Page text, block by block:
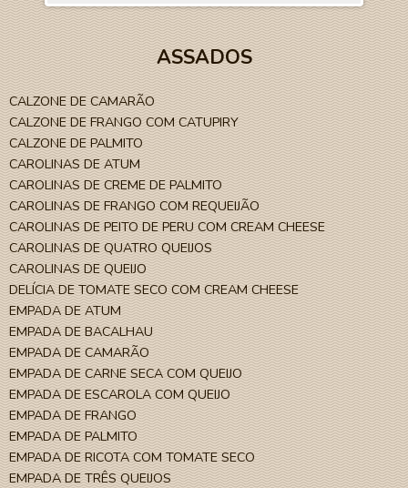
ASSADOS
CALZONE DE CAMARÃO
CALZONE DE FRANGO COM CATUPIRY
CALZONE DE PALMITO
CAROLINAS DE ATUM
CAROLINAS DE CREME DE PALMITO
CAROLINAS DE FRANGO COM REQUEIJÃO
CAROLINAS DE PEITO DE PERU COM CREAM CHEESE
CAROLINAS DE QUATRO QUEIJOS
CAROLINAS DE QUEIJO
DELÍCIA DE TOMATE SECO COM CREAM CHEESE
EMPADA DE ATUM
EMPADA DE BACALHAU
EMPADA DE CAMARÃO
EMPADA DE CARNE SECA COM QUEIJO
EMPADA DE ESCAROLA COM QUEIJO
EMPADA DE FRANGO
EMPADA DE PALMITO
EMPADA DE RICOTA COM TOMATE SECO
EMPADA DE TRÊS QUEIJOS